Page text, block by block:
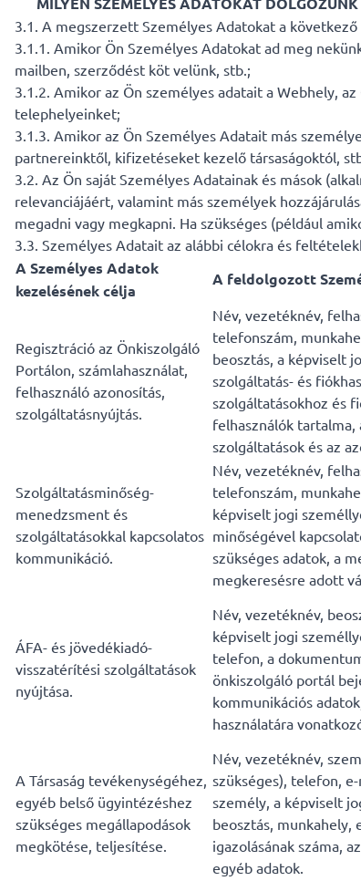
3.1. A megszerzett Személyes Adatokat a
3.1.1. Amikor Ön Személyes Adatokat ad meg
mailben, szerződést köt velünk, stb.;
3.1.2. Amikor az Ön személyes adatait a Webhely,
telephelyeinket;
3.1.3. Amikor az Ön Személyes Adatait más
partnereinktől, kifizetéseket kezelő társaságoktól,
3.2. Az Ön saját Személyes Adatainak és mások
relevanciájáért, valamint más személyek
megadni vagy megkapni. Ha szükséges (például
3.3. Személyes Adatait az alábbi célokra és
A Személyes Adatok
kezelésének célja
A feldolgozott
Regisztráció az Önkiszolgáló
Portálon, számlahasználat,
felhasználó azonosítás,
szolgáltatásnyújtás.
Név, vezetéknév,
telefonszám,
beosztás, a képviselt
szolgáltatás- és
szolgáltatásokhoz és
felhasználók
szolgáltatások és az
Szolgáltatásminőség-
menedzsment és
szolgáltatásokkal kapcsolatos
kommunikáció.
Név, vezetéknév,
telefonszám,
képviselt jogi
minőségével
szükséges adatok, a
megkeresésre adott
ÁFA- és jövedékiadó-
visszatérítési szolgáltatások
nyújtása.
Név, vezetéknév,
képviselt jogi
telefon, a
önkiszolgáló portál
kommunikációs
használatára
A Társaság tevékenységéhez,
egyéb belső ügyintézéshez
szükséges megállapodások
megkötése, teljesítése.
Név, vezetéknév,
szükséges), telefon,
személy, a képviselt
beosztás, munkahely,
igazolásának száma,
egyéb adatok.